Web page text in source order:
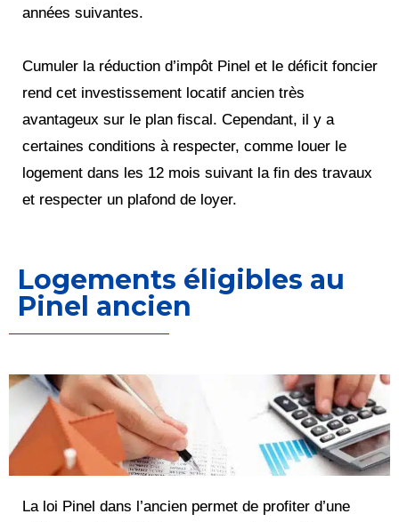
années suivantes.
Cumuler la réduction d’impôt Pinel et le déficit foncier
rend cet investissement locatif ancien très
avantageux sur le plan fiscal. Cependant, il y a
certaines conditions à respecter, comme louer le
logement dans les 12 mois suivant la fin des travaux
et respecter un plafond de loyer.
Logements éligibles au
Pinel ancien
La loi Pinel dans l’ancien permet de profiter d’une